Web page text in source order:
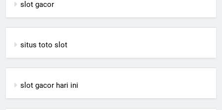
slot gacor
situs toto slot
slot gacor hari ini